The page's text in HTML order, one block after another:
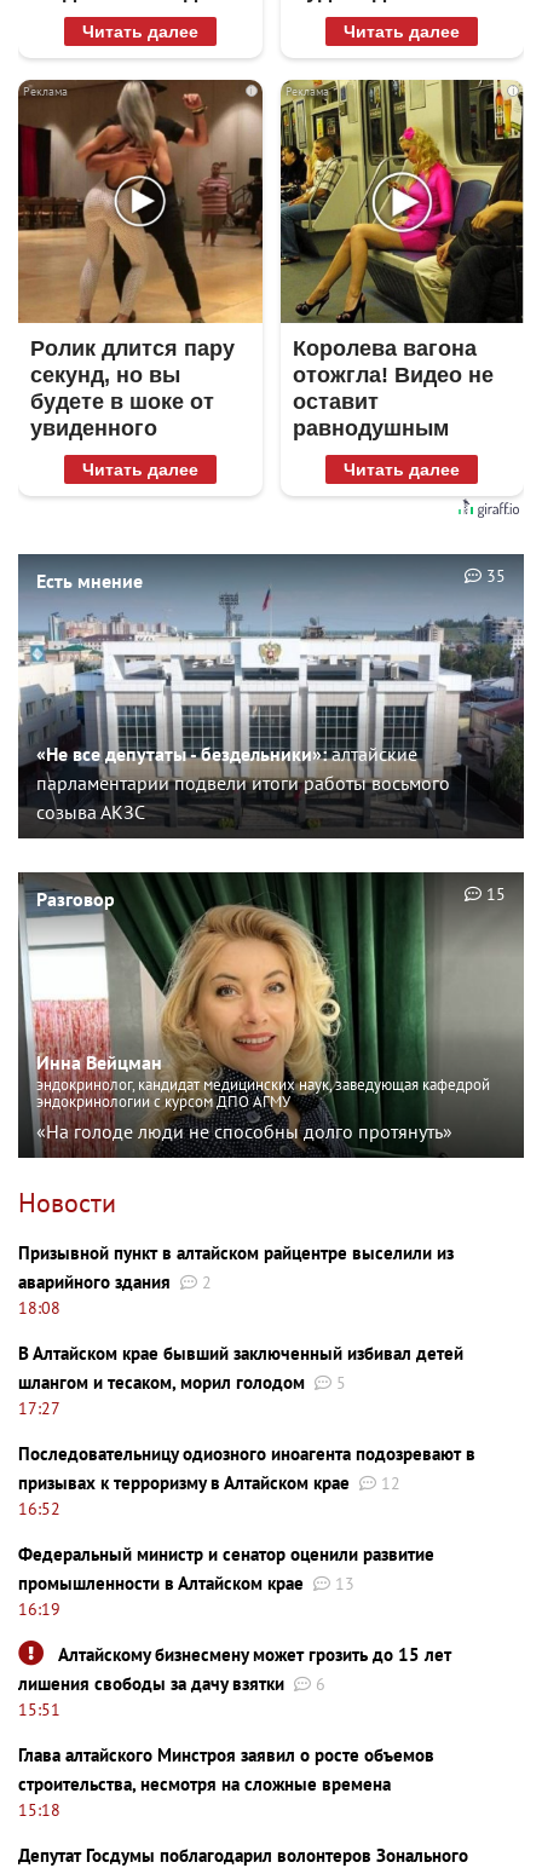
Читать далее Читать далее
i
Ролик длится пару
секунд, но вы
будете в шоке от
увиденного
Читать далее
i
Королева вагона
отожгла! Видео не
оставит
равнодушным
Читать далее
Есть мнение
«Не все депутаты - бездельники»:алтайские
парламентарии подвели итоги работы восьмого
созыва АКЗС
35
Разговор
Инна Вейцман
эндокринолог, кандидат медицинских наук, заведующая кафедрой
эндокринологии с курсом ДПО АГМУ
«На голоде люди не способны долго протянуть»
15
Новости
Призывной пункт в алтайском райцентре выселили из
аварийного здания
2
18:08
В Алтайском крае бывший заключенный избивал детей
шлангом и тесаком, морил голодом
5
17:27
Последовательницу одиозного иноагента подозревают в
призывах к терроризму в Алтайском крае
12
16:52
Федеральный министр и сенатор оценили развитие
промышленности в Алтайском крае
13
16:19
Алтайскому бизнесмену может грозить до 15 лет
лишения свободы за дачу взятки
6
15:51
Глава алтайского Минстроя заявил о росте объемов
строительства, несмотря на сложные времена
15:18
Депутат Госдумы поблагодарил волонтеров Зонального